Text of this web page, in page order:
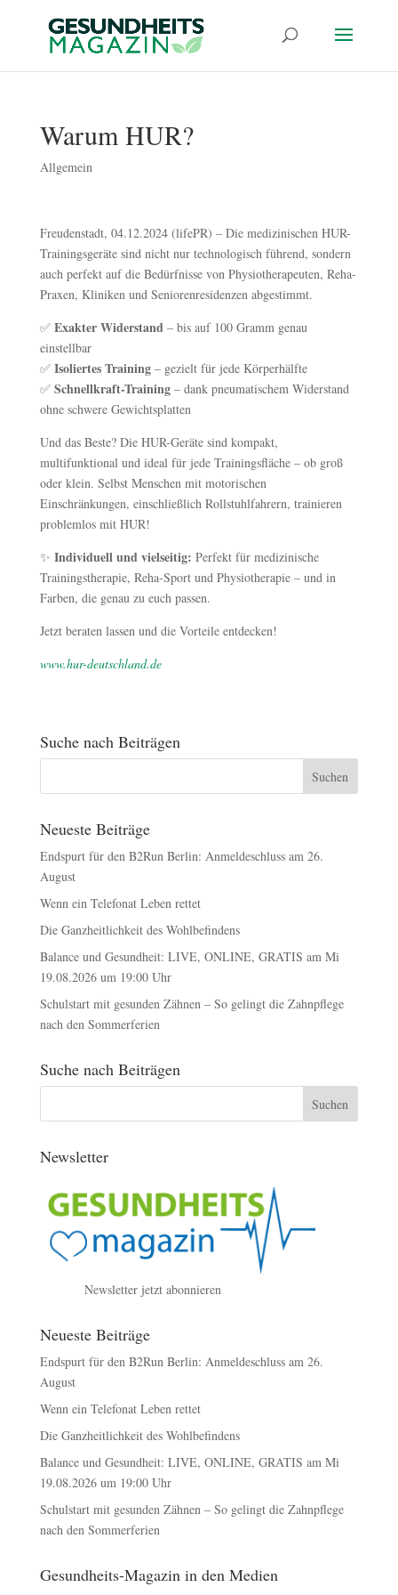
Warum HUR?
Allgemein
Freudenstadt, 04.12.2024 (lifePR) – Die medizinischen HUR-
Trainingsgeräte sind nicht nur technologisch führend, sondern
auch perfekt auf die Bedürfnisse von Physiotherapeuten, Reha-
Praxen, Kliniken und Seniorenresidenzen abgestimmt.
✅ Exakter Widerstand– bis auf 100 Gramm genau
einstellbar
✅ Isoliertes Training– gezielt für jede Körperhälfte
✅ Schnellkraft-Training– dank pneumatischem Widerstand
ohne schwere Gewichtsplatten
Und das Beste? Die HUR-Geräte sind kompakt,
multifunktional und ideal für jede Trainingsfläche – ob groß
oder klein. Selbst Menschen mit motorischen
Einschränkungen, einschließlich Rollstuhlfahrern, trainieren
problemlos mit HUR!
✨ Individuell und vielseitig: Perfekt für medizinische
Trainingstherapie, Reha-Sport und Physiotherapie – und in
Farben, die genau zu euch passen.
Jetzt beraten lassen und die Vorteile entdecken!
www.hur-deutschland.de
Suche nach Beiträgen
Neueste Beiträge
Endspurt für den B2Run Berlin: Anmeldeschluss am 26.
August
Wenn ein Telefonat Leben rettet
Die Ganzheitlichkeit des Wohlbefindens
Balance und Gesundheit: LIVE, ONLINE, GRATIS am Mi
19.08.2026 um 19:00 Uhr
Schulstart mit gesunden Zähnen – So gelingt die Zahnpflege
nach den Sommerferien
Suche nach Beiträgen
Newsletter
Newsletter jetzt abonnieren
Neueste Beiträge
Endspurt für den B2Run Berlin: Anmeldeschluss am 26.
August
Wenn ein Telefonat Leben rettet
Die Ganzheitlichkeit des Wohlbefindens
Balance und Gesundheit: LIVE, ONLINE, GRATIS am Mi
19.08.2026 um 19:00 Uhr
Schulstart mit gesunden Zähnen – So gelingt die Zahnpflege
nach den Sommerferien
Gesundheits-Magazin in den Medien